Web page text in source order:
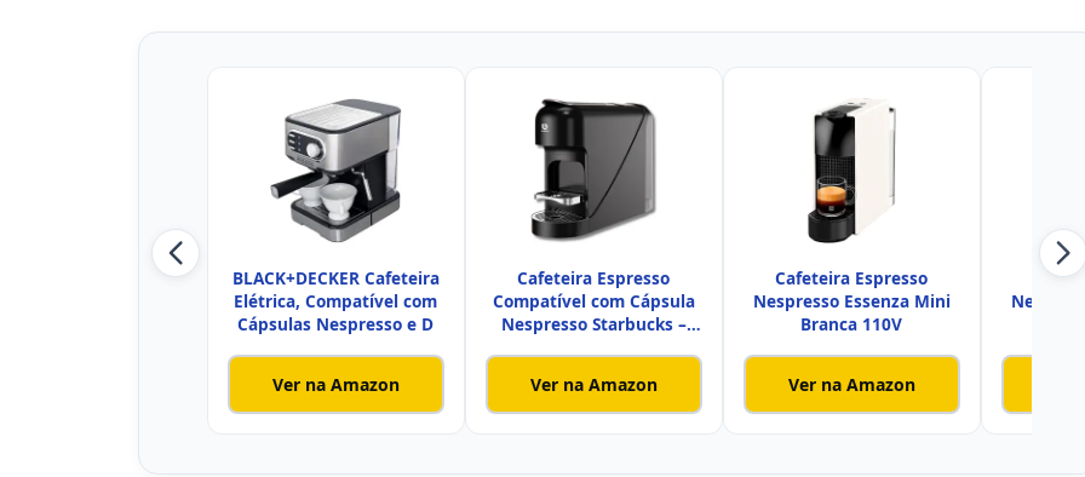
BLACK+DECKER Cafeteira
Elétrica, Compatível com
Cápsulas Nespresso e D
Ver na Amazon
Cafeteira Espresso
Compatível com Cápsula
Nespresso Starbucks –
Ver na Amazon
Cafeteira Espresso
Nespresso Essenza Mini
Branca 110V
Ver na Amazon